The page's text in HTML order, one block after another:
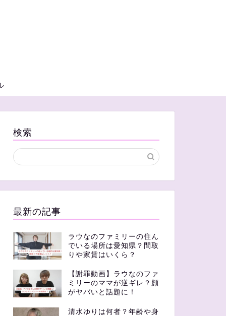
検索
最新の記事
ラウなのファミリーの住ん
でいる場所は愛知県？間取
りや家賃はいくら？
【謝罪動画】ラウなのファ
ミリーのママが逆ギレ？顔
がヤバいと話題に！
清水ゆりは何者？年齢や身